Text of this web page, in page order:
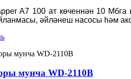
A7 100 ат көченнән 10
әйләнеш насосы һәм
мунча WD-2110B